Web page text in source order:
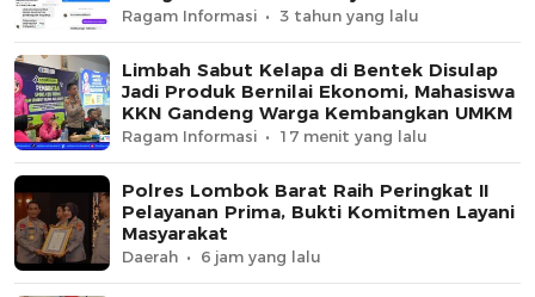
Ragam Informasi 3 tahun yang lalu
Limbah Sabut Kelapa di Bentek Disulap
Jadi Produk Bernilai Ekonomi, Mahasiswa
KKN Gandeng Warga Kembangkan UMKM
Ragam Informasi 17 menit yang lalu
Polres Lombok Barat Raih Peringkat II
Pelayanan Prima, Bukti Komitmen Layani
Masyarakat
Daerah 6 jam yang lalu